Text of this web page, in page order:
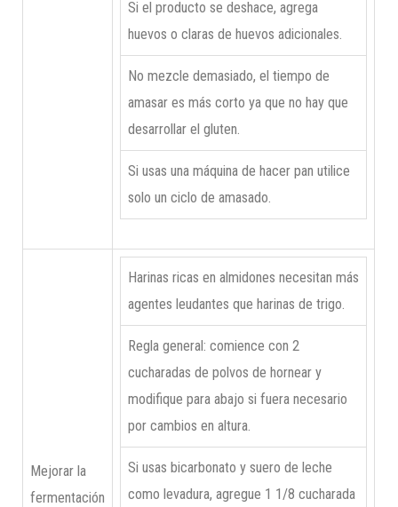
Si el producto se deshace, agrega
huevos o claras de huevos adicionales.
No mezcle demasiado, el tiempo de
amasar es más corto ya que no hay que
desarrollar el gluten.
Si usas una máquina de hacer pan utilice
solo un ciclo de amasado.
Mejorar la
fermentación
Harinas ricas en almidones necesitan más
agentes leudantes que harinas de trigo.
Regla general: comience con 2
cucharadas de polvos de hornear y
modifique para abajo si fuera necesario
por cambios en altura.
Si usas bicarbonato y suero de leche
como levadura, agregue 1 1/8 cucharada